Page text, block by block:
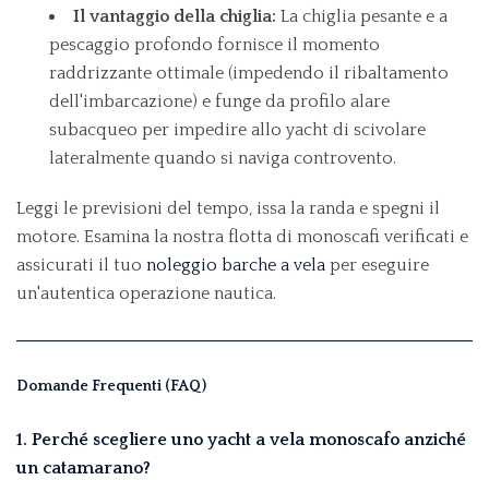
Il vantaggio della chiglia: La chiglia pesante e a
pescaggio profondo fornisce il momento
raddrizzante ottimale (impedendo il ribaltamento
dell'imbarcazione) e funge da profilo alare
subacqueo per impedire allo yacht di scivolare
lateralmente quando si naviga controvento.
Leggi le previsioni del tempo, issa la randa e spegni il
motore. Esamina la nostra flotta di monoscafi verificati e
assicurati il tuo noleggio barche a vela per eseguire
un'autentica operazione nautica.
Domande Frequenti (FAQ)
1. Perché scegliere uno yacht a vela monoscafo anziché
un catamarano?